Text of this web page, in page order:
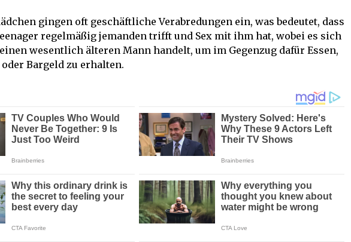
gingen oft geschäftliche Verabredungen ein, was bedeutet, dass
regelmäßig jemanden trifft und Sex mit ihm hat, wobei es sich
wesentlich älteren Mann handelt, um im Gegenzug dafür Essen,
Bargeld zu erhalten.